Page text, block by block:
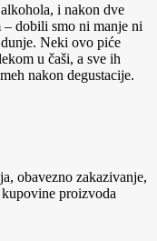
i nakon dve
dobili smo ni manje ni
Neki ovo piće
u čaši, a sve ih
nakon degustacije.
obavezno zakazivanje,
proizvoda